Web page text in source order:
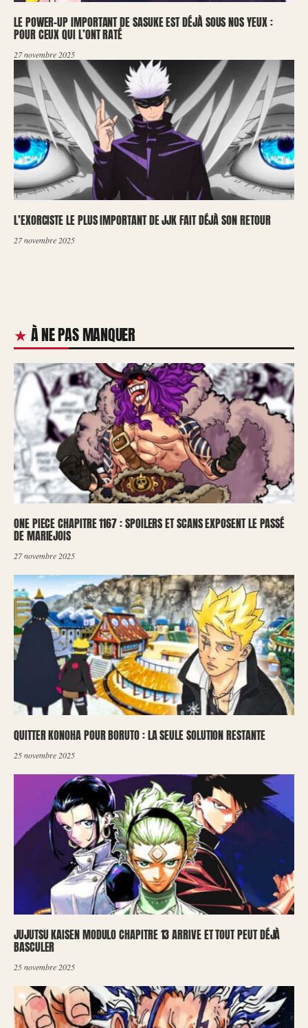
LE POWER-UP IMPORTANT DE SASUKE EST DÉJÀ SOUS NOS YEUX :
POUR CEUX QUI L’ONT RATÉ
27 novembre 2025
L’EXORCISTE LE PLUS IMPORTANT DE JJK FAIT DÉJÀ SON RETOUR
27 novembre 2025
À NE PAS MANQUER
ONE PIECE CHAPITRE 1167 : SPOILERS ET SCANS EXPOSENT LE PASSÉ
DE MARIEJOIS
27 novembre 2025
QUITTER KONOHA POUR BORUTO : LA SEULE SOLUTION RESTANTE
25 novembre 2025
JUJUTSU KAISEN MODULO CHAPITRE 13 ARRIVE ET TOUT PEUT DÉJÀ
BASCULER
25 novembre 2025